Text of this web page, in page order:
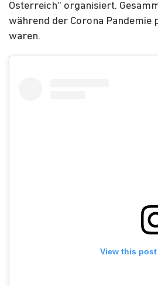
Österreich“ organisiert.
während der Corona Pandemie
waren.
View this